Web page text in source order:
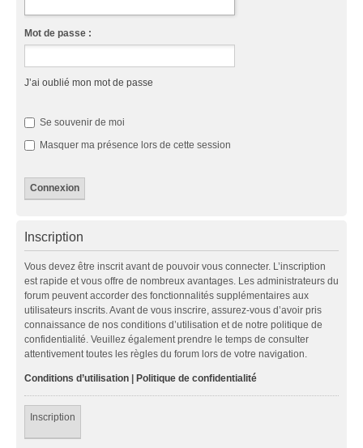
Mot de passe :
J’ai oublié mon mot de passe
Se souvenir de moi
Masquer ma présence lors de cette session
Inscription
Vous devez être inscrit avant de pouvoir vous connecter. L’inscription
est rapide et vous offre de nombreux avantages. Les administrateurs du
forum peuvent accorder des fonctionnalités supplémentaires aux
utilisateurs inscrits. Avant de vous inscrire, assurez-vous d’avoir pris
connaissance de nos conditions d’utilisation et de notre politique de
confidentialité. Veuillez également prendre le temps de consulter
attentivement toutes les règles du forum lors de votre navigation.
Conditions d’utilisation | Politique de confidentialité
Inscription